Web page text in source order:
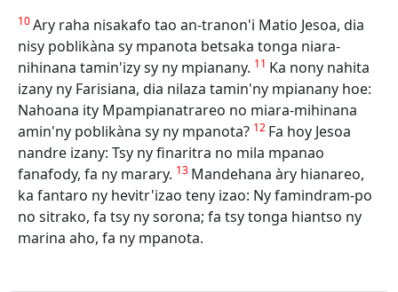
10Ary raha nisakafo tao an-tranon'i Matio Jesoa, dia
nisy poblikàna sy mpanota betsaka tonga niara-
nihinana tamin'izy sy ny mpianany. 11 Ka nony nahita
izany ny Farisiana, dia nilaza tamin'ny mpianany hoe:
Nahoana ity Mpampianatrareo no miara-mihinana
amin'ny poblikàna sy ny mpanota? 12 Fa hoy Jesoa
nandre izany: Tsy ny finaritra no mila mpanao
fanafody, fa ny marary. 13 Mandehana àry hianareo,
ka fantaro ny hevitr'izao teny izao: Ny famindram-po
no sitrako, fa tsy ny sorona; fa tsy tonga hiantso ny
marina aho, fa ny mpanota.